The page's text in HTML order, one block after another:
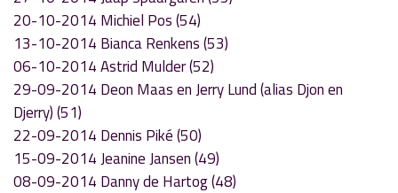
20-10-2014 Michiel Pos (54)
13-10-2014 Bianca Renkens (53)
06-10-2014 Astrid Mulder (52)
29-09-2014 Deon Maas en Jerry Lund (alias Djon en
Djerry) (51)
22-09-2014 Dennis Piké (50)
15-09-2014 Jeanine Jansen (49)
08-09-2014 Danny de Hartog (48)